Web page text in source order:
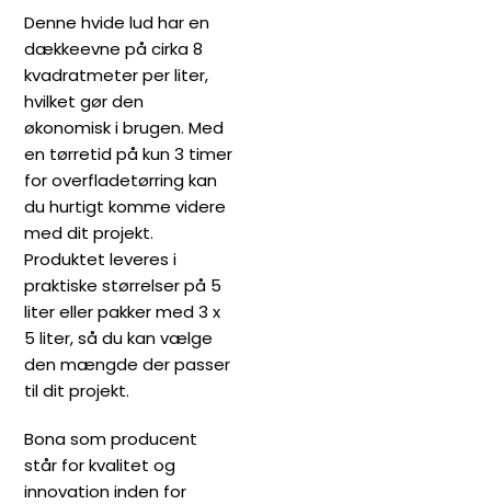
Denne hvide lud har en
dækkeevne på cirka 8
kvadratmeter per liter,
hvilket gør den
økonomisk i brugen. Med
en tørretid på kun 3 timer
for overfladetørring kan
du hurtigt komme videre
med dit projekt.
Produktet leveres i
praktiske størrelser på 5
liter eller pakker med 3 x
5 liter, så du kan vælge
den mængde der passer
til dit projekt.
Bona som producent
står for kvalitet og
innovation inden for